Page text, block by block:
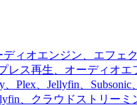
ディオエンジン、エフェ
レス再生、オーディオ
、Plex、Jellyfin、
、クラウドストリー